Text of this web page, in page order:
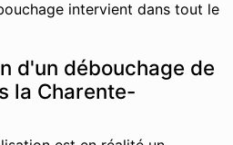
intervient dans tout le
d'un débouchage de
la Charente-